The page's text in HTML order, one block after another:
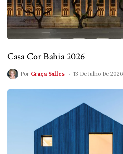
Casa Cor Bahia 2026
Por Graça Salles 13 De Julho De 2026